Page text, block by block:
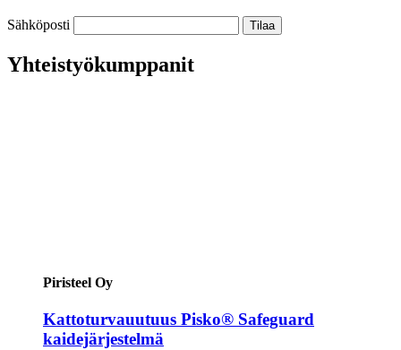
Sähköposti
Yhteistyökumppanit
Piristeel Oy
Kattoturvauutuus Pisko® Safeguard
kaidejärjestelmä